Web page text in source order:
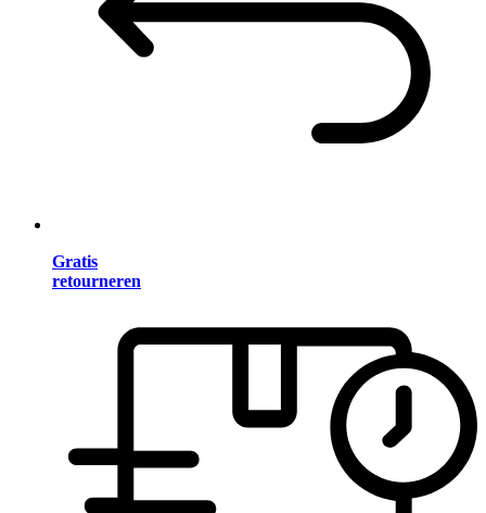
Gratis
retourneren